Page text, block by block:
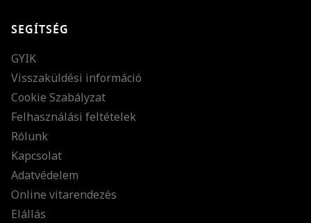
SEGÍTSÉG
GYIK
Visszaküldési információ
Cookie Szabályzat
Felhasználási feltételek
Rólunk
Kapcsolat
Adatvédelem
Online vitarendezés
Elállás